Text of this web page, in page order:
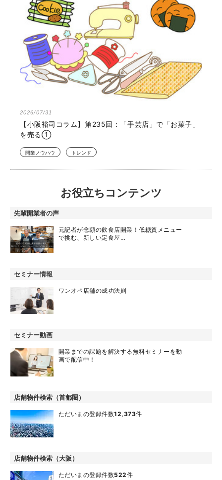
2026/07/31
【小阪裕司コラム】第235回：「手芸店」で「お菓子」
を売る①
開業ノウハウ トレンド
お役立ちコンテンツ
先輩開業者の声
元記者が念願の飲食店開業！低糖質メニュー
で挑む、新しい定食屋…
セミナー情報
ワンオペ店舗の成功法則
セミナー動画
開業までの課題を解決する無料セミナーを動
画で配信中！
店舗物件検索（首都圏）
ただいまの登録件数12,373件
店舗物件検索（大阪）
ただいまの登録件数522件